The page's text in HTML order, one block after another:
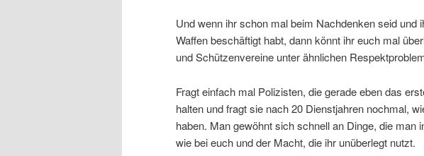
Und wenn ihr schon mal beim Nachdenken seid und
Waffen beschäftigt habt, dann könnt ihr euch mal
und Schützenvereine unter ähnlichen
Fragt einfach mal Polizisten, die gerade eben das
halten und fragt sie nach 20 Dienstjahren nochmal,
haben. Man gewöhnt sich schnell an Dinge, die man
wie bei euch und der Macht, die ihr unüberlegt nutzt.